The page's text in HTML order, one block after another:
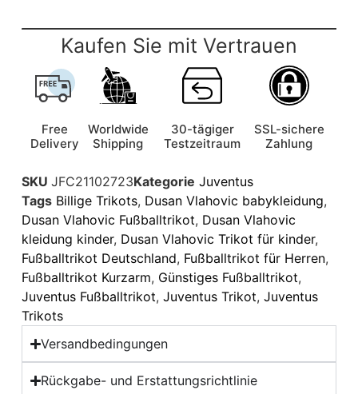
Kaufen Sie mit Vertrauen
Free
Delivery
Worldwide
Shipping
30-tägiger
Testzeitraum
SSL-sichere
Zahlung
SKU JFC21102723Kategorie Juventus
Tags Billige Trikots, Dusan Vlahovic babykleidung,
Dusan Vlahovic Fußballtrikot, Dusan Vlahovic
kleidung kinder, Dusan Vlahovic Trikot für kinder,
Fußballtrikot Deutschland, Fußballtrikot für Herren,
Fußballtrikot Kurzarm, Günstiges Fußballtrikot,
Juventus Fußballtrikot, Juventus Trikot, Juventus
Trikots
Versandbedingungen
Rückgabe- und Erstattungsrichtlinie